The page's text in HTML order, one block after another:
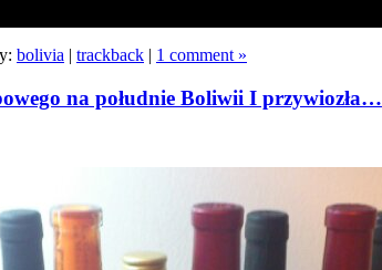
bolivia | trackback | 1 comment »
na południe Boliwii I przywiozła…